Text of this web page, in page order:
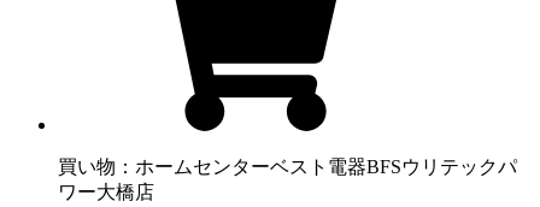
買い物：ホームセンターベスト電器BFSウリテックパ
ワー大橋店